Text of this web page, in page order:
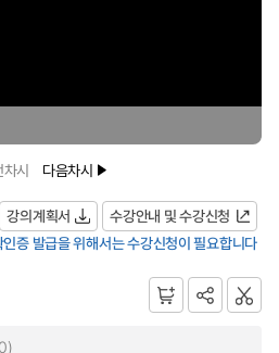
차시 다음차시
강의계획서
수강안내 및 수강신청
증 발급을 위해서는 수강신청이 필요합니다